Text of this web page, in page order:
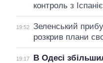
контроль з
19:52
Зеленський
розкрив плани
19:17
В Одесі